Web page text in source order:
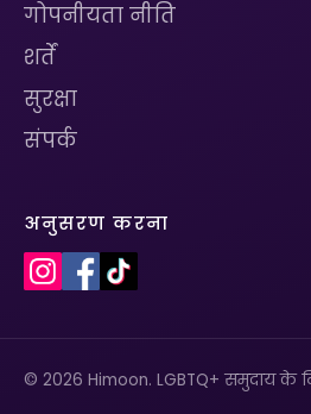
गोपनीयता नीति
शर्तें
सुरक्षा
संपर्क
अनुसरण करना
© 2026 Himoon. LGBTQ+ समुदाय के